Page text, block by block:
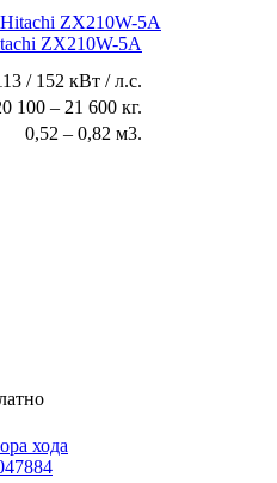
ZX210W-5A
/ 152 кВт / л.с.
100 – 21 600 кг.
0,52 – 0,82 м3.